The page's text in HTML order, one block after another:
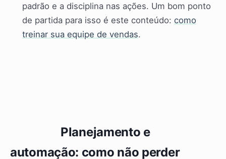
padrão e a disciplina nas ações. Um bom ponto
de partida para isso é este conteúdo: como
treinar sua equipe de vendas.
Planejamento e
automação: como não perder